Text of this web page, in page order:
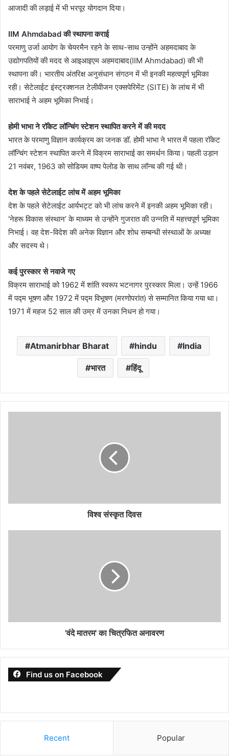
आजादी की लड़ाई में भी भरपूर योगदान दिया।
IIM Ahmdabad की स्थापना कराई
परमाणु उर्जा आयोग के चेयरमैन रहने के साथ-साथ उन्होंने अहमदाबाद के
उद्योगपतियों की मदद से आइआइएम अहमदाबाद(IIM Ahmdabad) की भी
स्थापना की। भारतीय अंतरिक्ष अनुसंधान संगठन में भी इनकी महत्वपूर्ण भूमिका
रही। सेटेलाईट इंस्ट्रक्शनल टेलीवीजन एक्सपेरिमेंट (SITE) के लांच में भी
साराभाई ने अहम भूमिका निभाई।
होमी भाभा ने रॉकेट लॉन्चिंग स्टेशन स्थापित करने में की मदद
भारत के परमाणु विज्ञान कार्यक्रम का जनक डॉ. होमी भाभा ने भारत में पहला रॉकेट
लॉन्चिंग स्टेशन स्थापित करने में विक्रम साराभाई का समर्थन किया। पहली उड़ान
21 नवंबर, 1963 को सोडियम वाष्प पेलोड के साथ लॉन्च की गई थी।
देश के पहले सेटेलाईट लांच में अहम भूमिका
देश के पहले सेटेलाईट आर्यभट्ट को भी लांच करने में इनकी अहम भूमिका रही।
‘नेहरू विकास संस्थान’ के माध्यम से उन्होंने गुजरात की उन्नति में महत्त्वपूर्ण भूमिका
निभाई। वह देश-विदेश की अनेक विज्ञान और शोध सम्बन्धी संस्थाओं के अध्यक्ष
और सदस्य थे।
कई पुरस्कार से नवाजे गए
विक्रम साराभाई को 1962 में शांति स्वरूप भटनागर पुरस्कार मिला। उन्हें 1966
में पद्म भूषण और 1972 में पद्म विभूषण (मरणोपरांत) से सम्मानित किया गया था।
1971 में महज 52 साल की उम्र में उनका निधन हो गया।
Atmanirbhar Bharat hindu India
भारत हिंदू
विश्व संस्कृत दिवस
'वंदे मातरम' का चित्रफित अनावरण
Find us on Facebook
Recent Popular